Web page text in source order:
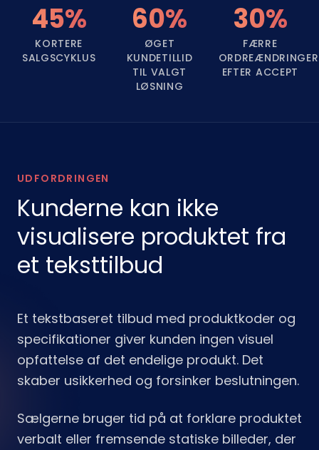
45%
KORTERE
SALGSCYKLUS
60%
ØGET
KUNDETILLID
TIL VALGT
LØSNING
30%
FÆRRE
ORDREÆNDRINGER
EFTER ACCEPT
UDFORDRINGEN
Kunderne kan ikke
visualisere produktet fra
et teksttilbud
Et tekstbaseret tilbud med produktkoder og
specifikationer giver kunden ingen visuel
opfattelse af det endelige produkt. Det
skaber usikkerhed og forsinker beslutningen.
Sælgerne bruger tid på at forklare produktet
verbalt eller fremsende statiske billeder, der